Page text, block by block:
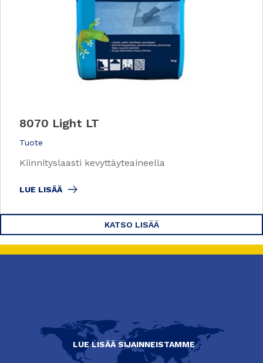
8070 Light LT
Tuote
Kiinnityslaasti kevyttäyteaineella
LUE LISÄÄ
KATSO LISÄÄ
LUE LISÄÄ SIJAINNEISTAMME